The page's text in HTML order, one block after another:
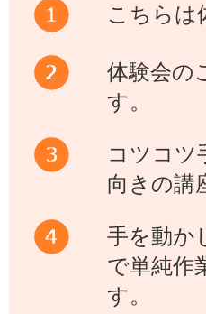
こちらは
体験会の
す。
コツコツ
向きの講
手を動か
で単純作
す。